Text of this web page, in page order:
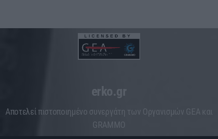
erko.gr
Aποτελεί πιστοποιημένο συνεργάτη των Οργανισμών GEA και
GRAMMO